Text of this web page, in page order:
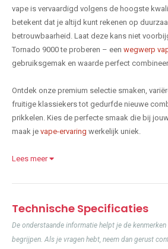
vape is vervaardigd volgens de hoogste
betekent dat je altijd kunt rekenen op
betrouwbaarheid. Laat deze kans niet
Tornado 9000 te proberen – een wegwerp
gebruiksgemak en waarde perfect
Ontdek onze premium selectie smaken,
fruitige klassiekers tot gedurfde nieuwe
prikkelen. Kies de perfecte smaak die bij
maak je vape-ervaring werkelijk uniek.
Lees meer
Technische Specificaties
De onderstaande informatie helpt je de
begrijpen. Als je vragen hebt, neem dan gerust